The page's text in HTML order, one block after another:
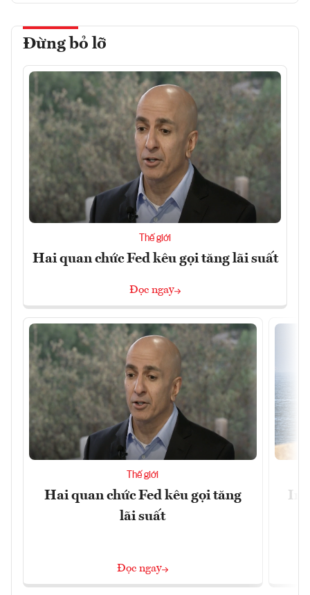
Đừng bỏ lỡ
Thế giới
Hai quan chức Fed kêu gọi tăng lãi suất
Đọc ngay
Thế giới
Hai quan chức Fed kêu gọi tăng
lãi suất
Đọc ngay